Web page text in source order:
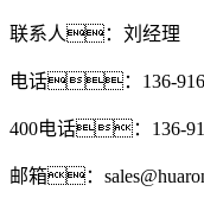
联系人：刘经理
电话：136-
400电话：136-
邮箱：